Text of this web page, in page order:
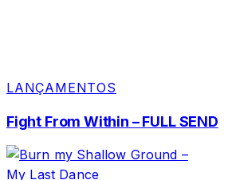
LANÇAMENTOS
Fight From Within – FULL SEND